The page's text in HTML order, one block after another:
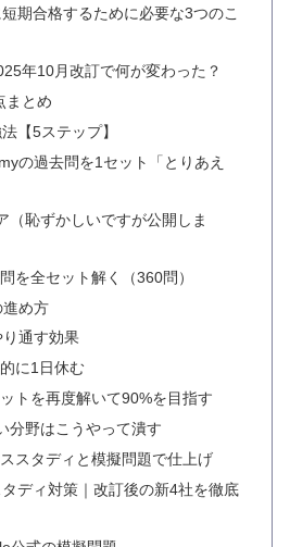
短期合格するために必要な3つのこ
年10月改訂で何が変わった？
まとめ
【5ステップ】
の過去問を1セット「とりあえ
（恥ずかしいですが公開しま
を全セット解く（360問）
め方
通す効果
に1日休む
トを再度解いて90%を目指す
分野はこうやって潰す
スタディと模擬問題で仕上げ
タディ対策｜改訂後の新4社を徹底